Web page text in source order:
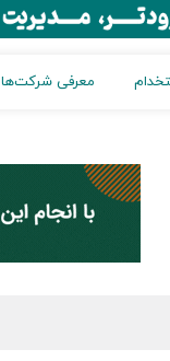
معرفی شرکت‌ها